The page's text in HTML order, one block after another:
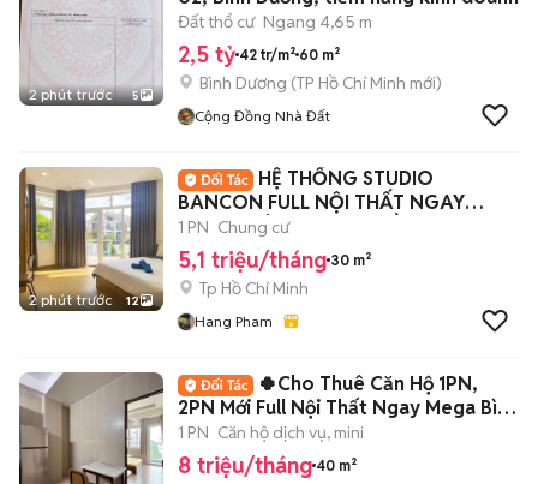
2 phút trước 5
Đất thổ cư Ngang 4,65 m
2,5 tỷ 42 tr/m² 60 m²
Bình Dương (TP Hồ Chí Minh mới)
Cộng Đồng Nhà Đất
2 phút trước 12
HỆ THỐNG STUDIO
BANCON FULL NỘI THẤT NGAY
TRUNG TÂM QUẬN 7, GẦN LOTTE
1 PN Chung cư
5,1 triệu/tháng 30 m²
Tp Hồ Chí Minh
Hang Pham
🍀Cho Thuê Căn Hộ 1PN,
2PN Mới Full Nội Thất Ngay Mega Bình
Phú- Q6🍀
1 PN Căn hộ dịch vụ, mini
8 triệu/tháng 40 m²